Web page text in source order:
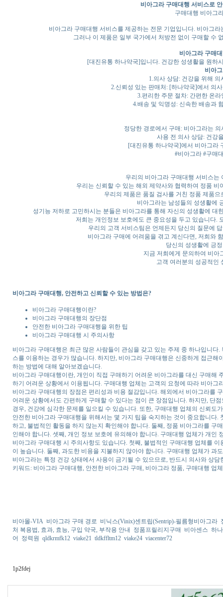
비아그라 구매대행 서비스로
구매대행 비아그
비아그라 구매대행 서비스를 제공하는 전문 기업입니다. 비아그
그러나 이 제품은 일부 국가에서 처방전 없이 구매할 수
비아그라 구매
[대진유통 하나약국]입니다. 건강한 성생활을 원하
비아
1.의사 상담: 건강을 위해
2.신뢰성 있는 판매처: [하나약국]에서 의
3.편리한 주문 절차: 간편한 온
4.배송 및 익명성: 신속한 배송과
정당한 경로에서 구매: 비아그라는
사용 전 의사 상담: 건강
[대진유통 하나약국]에서 비아그라
#비아그라 #구매
우리의 비아그라 구매대행 서비스는
우리는 신뢰할 수 있는 해외 제약사와 협력하여 정품
우리의 제품은 품질 검사를 거친 정품 제품
비아그라는 남성들의 성생활에
성기능 저하로 고민하시는 분들은 비아그라를 통해 자신의 성생활에
저희는 개인정보 보호에도 큰 중요성을 두고 있습니다.
우리의 고객 서비스팀은 언제든지 당신의 질문에
비아그라 구매에 어려움을 겪고 계신다면, 저희와
당신의 성생활에 긍
지금 저희에게 문의하여 비아
고객 여러분의 성공적인
비아그라 구매대행, 안전하고 신뢰할 수 있는 방법은?
비아그라 구매대행이란?
비아그라 구매대행의 장단점
안전한 비아그라 구매대행을 위한 팁
비아그라 구매대행 시 주의사항
비아그라 구매대행은 최근 많은 사람들이 관심을 갖고 있는 주제 중 하나입니
스를 이용하는 경우가 많습니다. 하지만, 비아그라 구매대행은 신중하게 접근
하는 방법에 대해 알아보겠습니다.
비아그라 구매대행이란, 개인이 직접 구매하기 어려운 비아그라를 대신 구매
하기 어려운 상황에서 이용됩니다. 구매대행 업체는 고객의 요청에 따라 비아그
비아그라 구매대행의 장점은 편리성과 비용 절감입니다. 해외에서 비아그라를
어려운 상황에서도 간편하게 구매할 수 있다는 점이 큰 장점입니다. 하지만, 단
경우, 건강에 심각한 문제를 일으킬 수 있습니다. 또한, 구매대행 업체의 신뢰도
안전한 비아그라 구매대행을 위해서는 몇 가지 팁을 숙지하는 것이 중요합니다
하고, 불법적인 활동을 하지 않는지 확인해야 합니다. 둘째, 정품 비아그라를
인해야 합니다. 셋째, 개인 정보 보호에 유의해야 합니다. 구매대행 업체가 개
비아그라 구매대행 시 주의사항도 있습니다. 첫째, 불법적인 구매대행 업체를
이 높습니다. 둘째, 과도한 비용을 지불하지 않아야 합니다. 구매대행 업체가
비아그라는 특정 건강 상태에서 사용이 금기될 수 있으므로, 반드시 의사와 상담
키워드: 비아그라 구매대행, 안전한 비아그라 구매, 비아그라 정품, 구매대행 업
비아몰-VIA 비아그라 구매 경로 비닉스(Vinix)센트립(Sentrip)-필름형비아그라
처 복용법, 효과, 효능, 구입 약국, 부작용 안내 정품프릴리지구매 비아센스 하
어
정력원 qldkrmfk12 viake21 tldkffltm12 viake24 viacenter72
1p2fdej